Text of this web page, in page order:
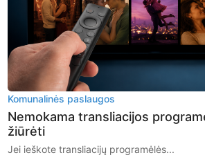
Komunalinės paslaugos
Nemokama transliacijos
žiūrėti
Jei ieškote transliacijų programėlės...